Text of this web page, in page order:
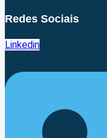
Redes Sociais
Linkedin